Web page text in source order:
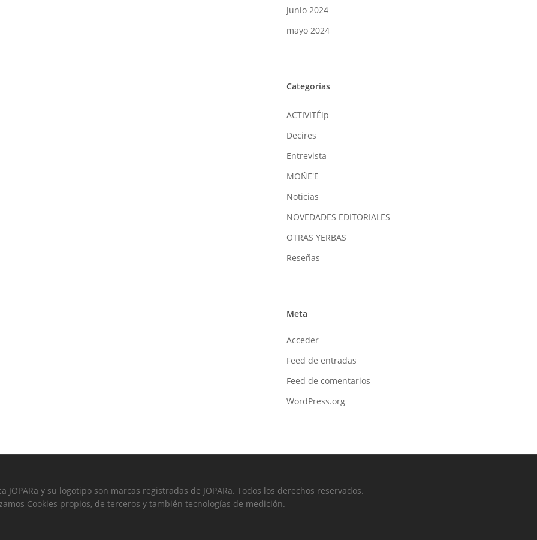
junio 2024
mayo 2024
Categorías
ACTIVITÉlp
Decires
Entrevista
MOÑE'E
Noticias
NOVEDADES EDITORIALES
OTRAS YERBAS
Reseñas
Meta
Acceder
Feed de entradas
Feed de comentarios
WordPress.org
JOPARa y su logotipo son marcas registradas de JOPARa. Todos los derechos reservados.
Cookies propios, de terceros y también tecnologías de medición.